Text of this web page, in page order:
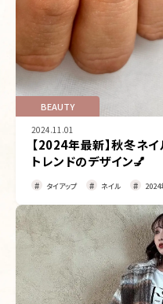
BEAUTY
2024.11.01
【2024年最新】秋冬ネ
トレンドのデザイン💅
タイアップ ネイル 2024